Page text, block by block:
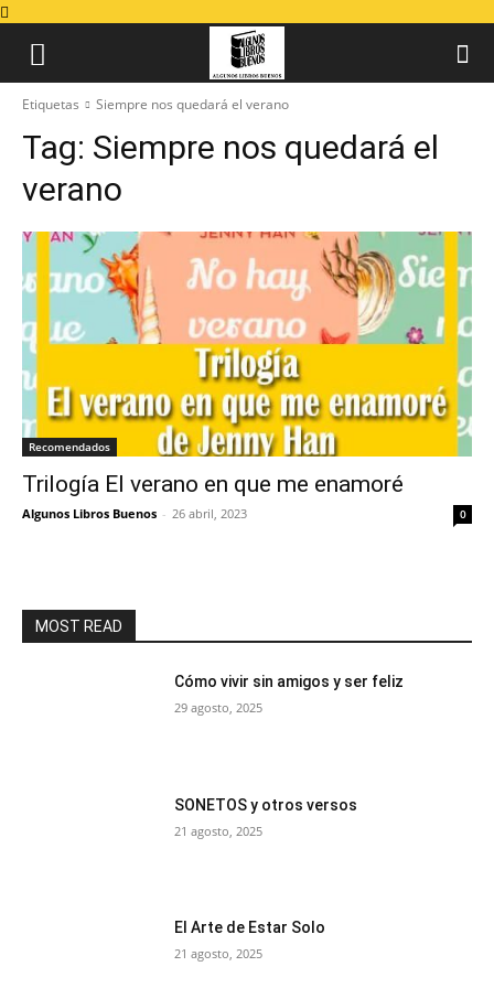
Etiquetas Siempre nos quedará el verano
Tag: Siempre nos quedará el
verano
Recomendados
Trilogía El verano en que me enamoré
Algunos Libros Buenos - 26 abril, 2023 0
MOST READ
Cómo vivir sin amigos y ser feliz
29 agosto, 2025
SONETOS y otros versos
21 agosto, 2025
El Arte de Estar Solo
21 agosto, 2025